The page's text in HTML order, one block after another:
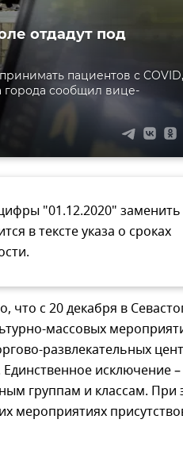
отдадут под
пациентов с COVID,
города сообщил вице-
"01.12.2020" заменить
в тексте указа о сроках
что с 20 декабря в
массовых
развлекательных
исключение
группам и классам. При
мероприятиях